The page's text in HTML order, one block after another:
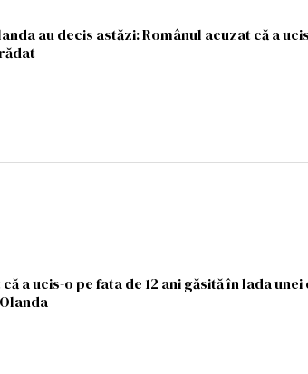
au decis astăzi: Românul acuzat că a
a ucis-o pe fata de 12 ani găsită în lada